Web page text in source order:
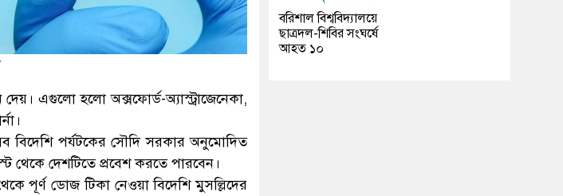
এগুলো হলো অক্সফোর্ড-অ্যাস্ট্রাজেনেকা,
বিদেশি পর্যটকের সৌদি সরকার অনুমোদিত
দেশটিতে প্রবেশ করতে পারবেন।
পূর্ণ ডোজ টিকা নেওয়া বিদেশি মুসল্লিদের
বরিশাল বিশ্ববিদ্যালয়ে
ছাত্রদল-শিবির সংঘর্ষে
আহত ১০